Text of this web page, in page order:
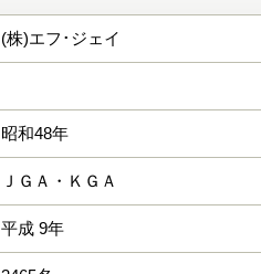
(株)エフ･ジェイ
昭和48年
ＪＧＡ・ＫＧＡ
平成 9年